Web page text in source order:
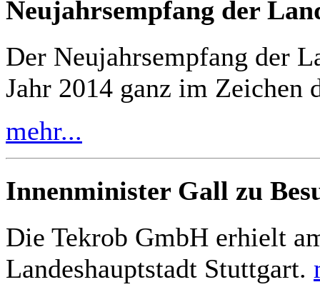
Neujahrsempfang der
Der Neujahrsempfang der
Jahr 2014 ganz im Zeichen
mehr...
Innenminister Gall zu
Die Tekrob GmbH erhielt
Landeshauptstadt Stuttgart.